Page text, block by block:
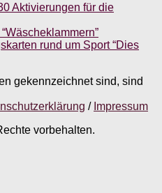
Aktivierungen für die
rund um Sport “Dies
gekennzeichnet sind, sind
/ Impressum
vorbehalten.